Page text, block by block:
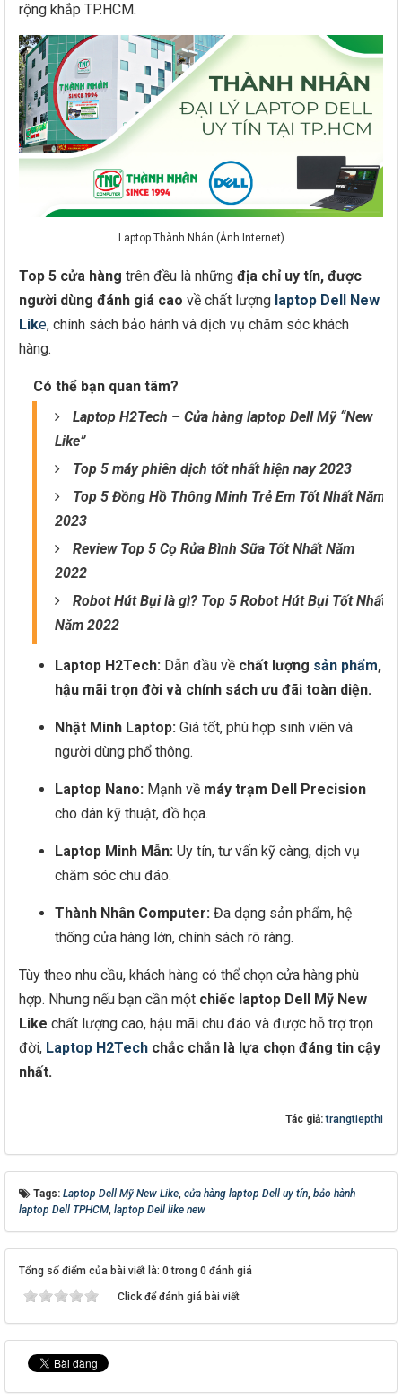
rộng khắp TP.HCM.
Laptop Thành Nhân (Ảnh Internet)
Top 5 cửa hàng trên đều là những địa chỉ uy tín, được
người dùng đánh giá cao về chất lượng laptop Dell New
Like, chính sách bảo hành và dịch vụ chăm sóc khách
hàng.
Có thể bạn quan tâm?
Laptop H2Tech – Cửa hàng laptop Dell Mỹ “New
Like”
Top 5 máy phiên dịch tốt nhất hiện nay 2023
Top 5 Đồng Hồ Thông Minh Trẻ Em Tốt Nhất Năm
2023
Review Top 5 Cọ Rửa Bình Sữa Tốt Nhất Năm
2022
Robot Hút Bụi là gì? Top 5 Robot Hút Bụi Tốt Nhất
Năm 2022
Laptop H2Tech: Dẫn đầu về chất lượng sản phẩm,
hậu mãi trọn đời và chính sách ưu đãi toàn diện.
Nhật Minh Laptop: Giá tốt, phù hợp sinh viên và
người dùng phổ thông.
Laptop Nano: Mạnh về máy trạm Dell Precision
cho dân kỹ thuật, đồ họa.
Laptop Minh Mẫn: Uy tín, tư vấn kỹ càng, dịch vụ
chăm sóc chu đáo.
Thành Nhân Computer: Đa dạng sản phẩm, hệ
thống cửa hàng lớn, chính sách rõ ràng.
Tùy theo nhu cầu, khách hàng có thể chọn cửa hàng phù
hợp. Nhưng nếu bạn cần một chiếc laptop Dell Mỹ New
Like chất lượng cao, hậu mãi chu đáo và được hỗ trợ trọn
đời, Laptop H2Tech chắc chắn là lựa chọn đáng tin cậy
nhất.
Tác giả:trangtiepthi
Tags: Laptop Dell Mỹ New Like, cửa hàng laptop Dell uy tín, bảo hành
laptop Dell TPHCM, laptop Dell like new
Tổng số điểm của bài viết là: 0 trong 0 đánh giá
Click để đánh giá bài viết